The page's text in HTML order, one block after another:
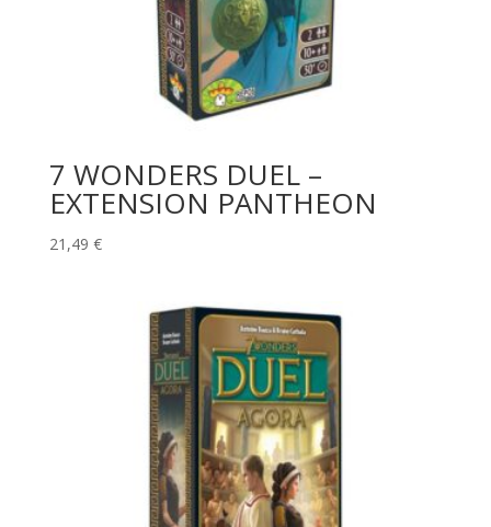
7 WONDERS DUEL –
EXTENSION PANTHEON
21,49 €